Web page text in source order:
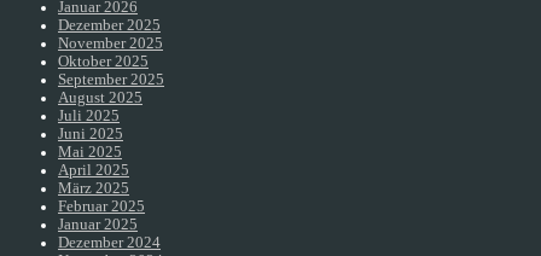
Januar 2026
Dezember 2025
November 2025
Oktober 2025
September 2025
August 2025
Juli 2025
Juni 2025
Mai 2025
April 2025
März 2025
Februar 2025
Januar 2025
Dezember 2024